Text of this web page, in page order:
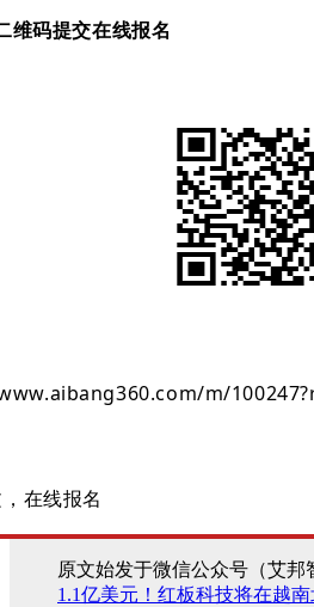
维码提交在线报名
m/
在线报名
原文始发于微信公众号（艾邦
1.1亿美元！红板科技将在越